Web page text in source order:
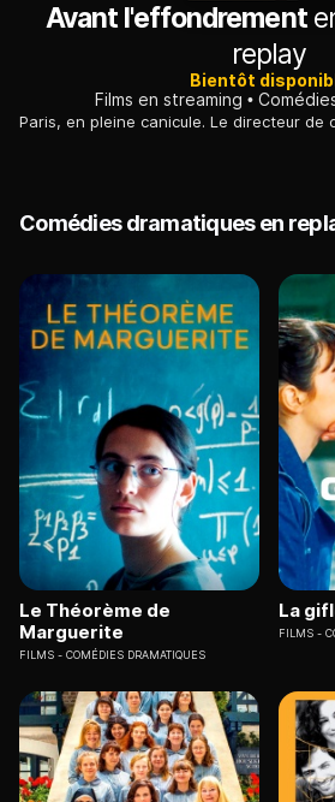
Avant l'effondrement
replay
Bientôt
Films en streaming
Comédies dramatiques en
Le Théorème de
Marguerite
FILMS COMÉDIES DRAMATIQUES
La
FILMS